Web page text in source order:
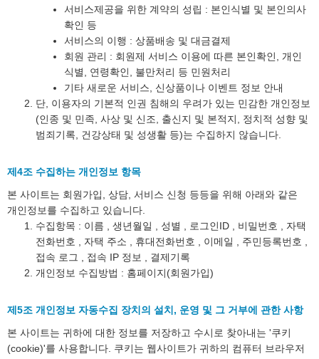
서비스제공을 위한 계약의 성립 : 본인식별 및 본인의사
확인 등
서비스의 이행 : 상품배송 및 대금결제
회원 관리 : 회원제 서비스 이용에 따른 본인확인, 개인
식별, 연령확인, 불만처리 등 민원처리
기타 새로운 서비스, 신상품이나 이벤트 정보 안내
단, 이용자의 기본적 인권 침해의 우려가 있는 민감한 개인정보
(인종 및 민족, 사상 및 신조, 출신지 및 본적지, 정치적 성향 및
범죄기록, 건강상태 및 성생활 등)는 수집하지 않습니다.
제4조 수집하는 개인정보 항목
본 사이트는 회원가입, 상담, 서비스 신청 등등을 위해 아래와 같은
개인정보를 수집하고 있습니다.
수집항목 : 이름 , 생년월일 , 성별 , 로그인ID , 비밀번호 , 자택
전화번호 , 자택 주소 , 휴대전화번호 , 이메일 , 주민등록번호 ,
접속 로그 , 접속 IP 정보 , 결제기록
개인정보 수집방법 : 홈페이지(회원가입)
제5조 개인정보 자동수집 장치의 설치, 운영 및 그 거부에 관한 사항
본 사이트는 귀하에 대한 정보를 저장하고 수시로 찾아내는 '쿠키
(cookie)'를 사용합니다. 쿠키는 웹사이트가 귀하의 컴퓨터 브라우저